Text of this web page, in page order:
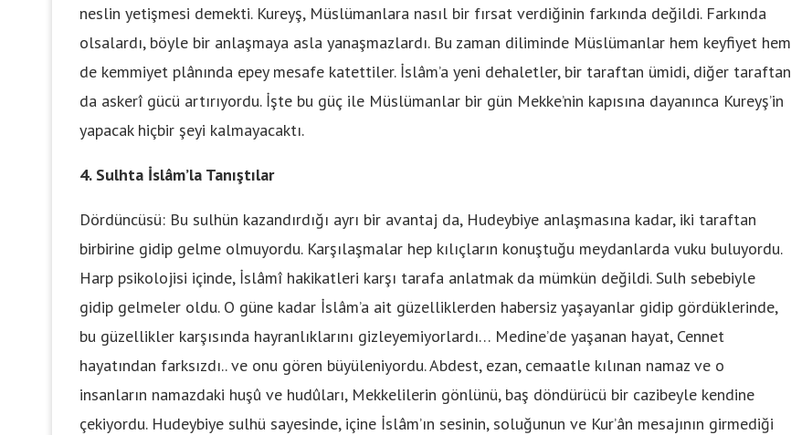
neslin yetişmesi demekti. Kureyş, Müslümanlara nasıl bir fırsat verdiğinin farkında değildi. Farkında
olsalardı, böyle bir anlaşmaya asla yanaşmazlardı. Bu zaman diliminde Müslümanlar hem keyfiyet hem
de kemmiyet plânında epey mesafe katettiler. İslâm’a yeni dehaletler, bir taraftan ümidi, diğer taraftan
da askerî gücü artırıyordu. İşte bu güç ile Müslümanlar bir gün Mekke’nin kapısına dayanınca Kureyş’in
yapacak hiçbir şeyi kalmayacaktı.
4. Sulhta İslâm’la Tanıştılar
Dördüncüsü: Bu sulhün kazandırdığı ayrı bir avantaj da, Hudeybiye anlaşmasına kadar, iki taraftan
birbirine gidip gelme olmuyordu. Karşılaşmalar hep kılıçların konuştuğu meydanlarda vuku buluyordu.
Harp psikolojisi içinde, İslâmî hakikatleri karşı tarafa anlatmak da mümkün değildi. Sulh sebebiyle
gidip gelmeler oldu. O güne kadar İslâm’a ait güzelliklerden habersiz yaşayanlar gidip gördüklerinde,
bu güzellikler karşısında hayranlıklarını gizleyemiyorlardı… Medine’de yaşanan hayat, Cennet
hayatından farksızdı.. ve onu gören büyüleniyordu. Abdest, ezan, cemaatle kılınan namaz ve o
insanların namazdaki huşû ve hudûları, Mekkelilerin gönlünü, baş döndürücü bir cazibeyle kendine
çekiyordu. Hudeybiye sulhü sayesinde, içine İslâm’ın sesinin, soluğunun ve Kur’ân mesajının girmediği